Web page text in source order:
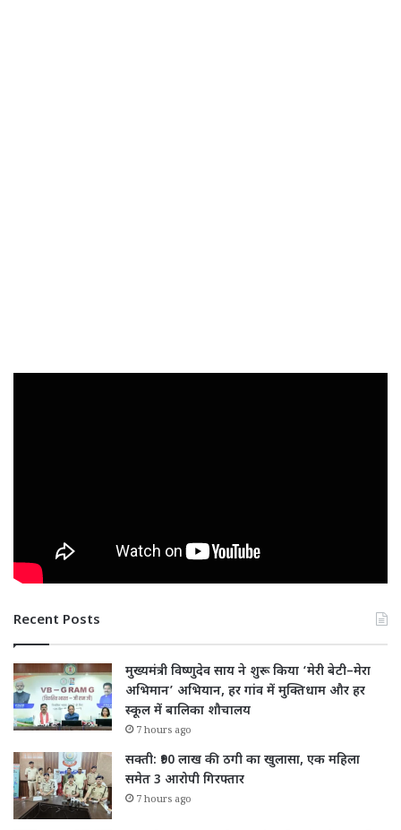
Recent Posts
मुख्यमंत्री विष्णुदेव साय ने शुरू किया ‘मेरी बेटी–मेरा
अभिमान’ अभियान, हर गांव में मुक्तिधाम और हर
स्कूल में बालिका शौचालय
7 hours ago
सक्ती: ₹90 लाख की ठगी का खुलासा, एक महिला
समेत 3 आरोपी गिरफ्तार
7 hours ago